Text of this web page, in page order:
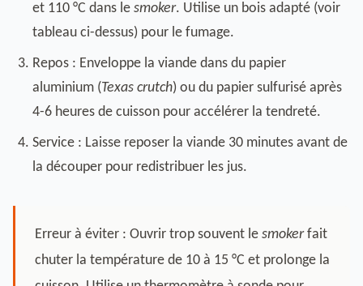
et 110 °C dans le smoker. Utilise un bois adapté (voir
tableau ci-dessus) pour le fumage.
Repos : Enveloppe la viande dans du papier
aluminium (Texas crutch) ou du papier sulfurisé après
4-6 heures de cuisson pour accélérer la tendreté.
Service : Laisse reposer la viande 30 minutes avant de
la découper pour redistribuer les jus.
Erreur à éviter : Ouvrir trop souvent le smokerfait
chuter la température de 10 à 15 °C et prolonge la